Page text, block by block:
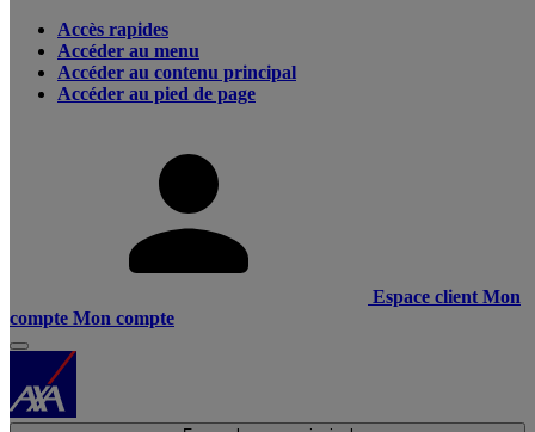
Accès rapides
Accéder au menu
Accéder au contenu principal
Accéder au pied de page
Espace client Mon
compte Mon compte